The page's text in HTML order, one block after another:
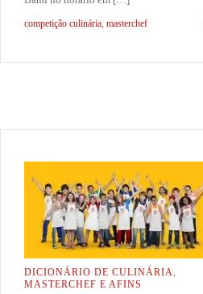
competição culinária, masterchef
DICIONÁRIO DE CULINÁRIA
MASTERCHEF E AFINS